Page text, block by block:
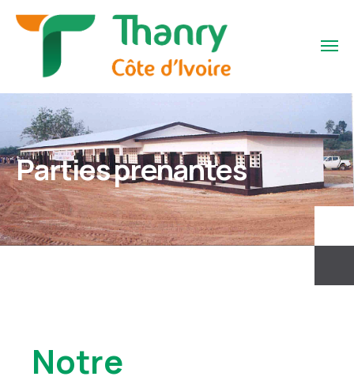
Parties prenantes
Notre